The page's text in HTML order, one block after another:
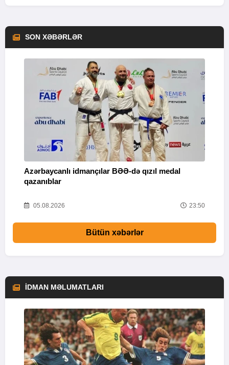
SON XƏBƏRLƏR
Azərbaycanlı idmançılar BƏƏ-də qızıl medal
qazanıblar
05.08.2026 23:50
Bütün xəbərlər
İDMAN MƏLUMATLARI